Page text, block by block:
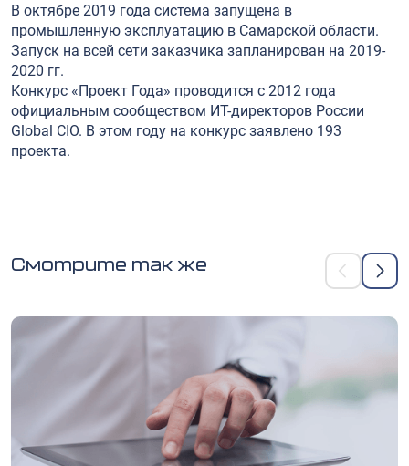
В октябре 2019 года система запущена в
промышленную эксплуатацию в Самарской области.
Запуск на всей сети заказчика запланирован на 2019-
2020 гг.
Конкурс «Проект Года» проводится с 2012 года
официальным сообществом ИТ-директоров России
Global CIO. В этом году на конкурс заявлено 193
проекта.
Смотрите так же